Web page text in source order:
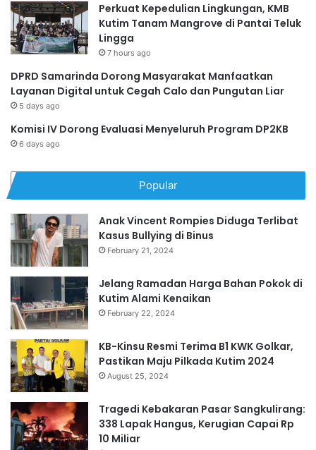
Perkuat Kepedulian Lingkungan, KMB
Kutim Tanam Mangrove di Pantai Teluk
Lingga
7 hours ago
DPRD Samarinda Dorong Masyarakat Manfaatkan
Layanan Digital untuk Cegah Calo dan Pungutan Liar
5 days ago
Komisi IV Dorong Evaluasi Menyeluruh Program DP2KB
6 days ago
Popular
Anak Vincent Rompies Diduga Terlibat
Kasus Bullying di Binus
February 21, 2024
Jelang Ramadan Harga Bahan Pokok di
Kutim Alami Kenaikan
February 22, 2024
KB-Kinsu Resmi Terima B1 KWK Golkar,
Pastikan Maju Pilkada Kutim 2024
August 25, 2024
Tragedi Kebakaran Pasar Sangkulirang:
338 Lapak Hangus, Kerugian Capai Rp
10 Miliar